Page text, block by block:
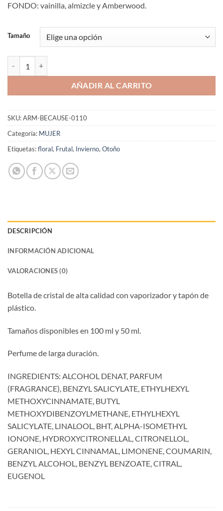
FONDO: vainilla, almizcle y Amberwood.
Tamaño
AÑADIR AL CARRITO
SKU:ARM-BECAUSE-0110
Categoría: MUJER
Etiquetas:floral, Frutal, Invierno, Otoño
DESCRIPCIÓN
INFORMACIÓN ADICIONAL
VALORACIONES (0)
Botella de cristal de alta calidad con vaporizador y tapón de
plástico.
Tamaños disponibles en 100 ml y 50 ml.
Perfume de larga duración.
INGREDIENTS: ALCOHOL DENAT, PARFUM
(FRAGRANCE), BENZYL SALICYLATE, ETHYLHEXYL
METHOXYCINNAMATE, BUTYL
METHOXYDIBENZOYLMETHANE, ETHYLHEXYL
SALICYLATE, LINALOOL, BHT, ALPHA-ISOMETHYL
IONONE, HYDROXYCITRONELLAL, CITRONELLOL,
GERANIOL, HEXYL CINNAMAL, LIMONENE, COUMARIN,
BENZYL ALCOHOL, BENZYL BENZOATE, CITRAL,
EUGENOL